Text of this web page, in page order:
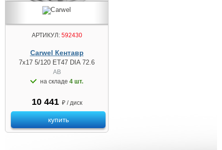
АРТИКУЛ:592430
Carwel Кентавр
7x17 5/120 ET47 DIA 72.6
AB
на складе 4 шт.
10 441 ₽ / диск
купить